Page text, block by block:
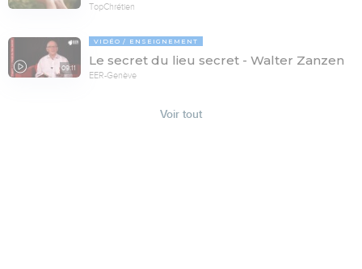
TopChrétien
09:11
VIDÉO ENSEIGNEMENT
Le secret du lieu secret - Walter Zanzen
EER-Genève
Voir tout